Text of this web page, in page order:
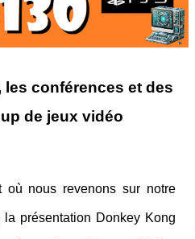
les conférences et des
de jeux vidéo
où nous revenons sur notre
présentation Donkey Kong